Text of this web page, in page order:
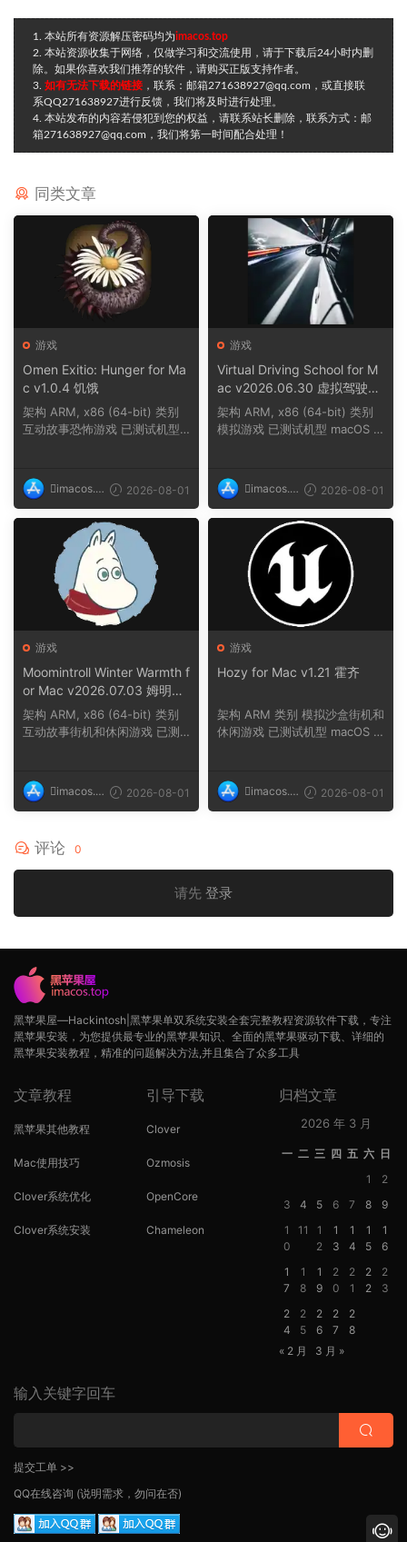
1. 本站所有资源解压密码均为imacos.top
2. 本站资源收集于网络，仅做学习和交流使用，请于下载后24小时内删
除。如果你喜欢我们推荐的软件，请购买正版支持作者。
3. 如有无法下载的链接 ，联系：邮箱271638927@qq.com，或直接联
系QQ271638927进行反馈，我们将及时进行处理。
4. 本站发布的内容若侵犯到您的权益，请联系站长删除，联系方式：邮
箱271638927@qq.com，我们将第一时间配合处理！
同类文章
游戏
Omen Exitio: Hunger for Ma
c v1.0.4 饥饿
架构 ARM, x86 (64-bit) 类别
互动故事恐怖游戏 已测试机型
imacos.t
op
2026-08-01
游戏
Virtual Driving School for M
ac v2026.06.30 虚拟驾驶学
校
架构 ARM, x86 (64-bit) 类别
模拟游戏 已测试机型 macOS T
imacos.t
op
2026-08-01
游戏
Moomintroll Winter Warmth f
or Mac v2026.07.03 姆明冬
日暖阳
架构 ARM, x86 (64-bit) 类别
互动故事街机和休闲游戏 已测
imacos.t
op
2026-08-01
游戏
Hozy for Mac v1.21 霍齐
架构 ARM 类别 模拟沙盒街机和
休闲游戏 已测试机型 macOS T
imacos.t
op
2026-08-01
评论 0
请先 登录
黑苹果屋—Hackintosh|黑苹果单双系统安装全套完整教程资源软件下载，专注
黑苹果安装，为您提供最专业的黑苹果知识、全面的黑苹果驱动下载、详细的
黑苹果安装教程，精准的问题解决方法,并且集合了众多工具
文章教程
黑苹果其他教程
Mac使用技巧
Clover系统优化
Clover系统安装
引导下载
Clover
Ozmosis
OpenCore
Chameleon
归档文章
2026 年 3 月
一 二 三 四 五 六 日
1
2
3
4 5 6 7 8
9
1
0
11
1
2
1
3
1
4
1
5
1
6
1
7
1
8
1
9
2
0
2
1
2
2
2
3
2
4
2
5
2
6
2
7
2
8
« 2 月
3 月 »
输入关键字回车
提交工单 >>
QQ在线咨询 (说明需求，勿问在否)